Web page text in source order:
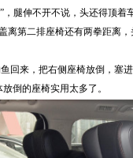
腿伸不开不说，头还得顶着
离第二排座椅还有两拳距离
回来，把右侧座椅放倒，塞
倒的座椅实用太多了。